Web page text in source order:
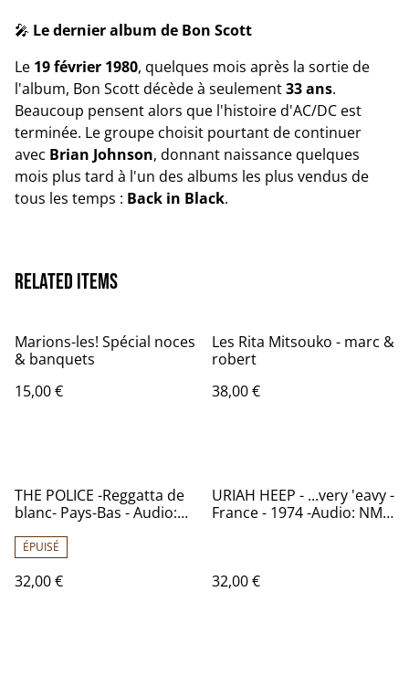
🎤 Le dernier album de Bon Scott
Le 19 février 1980, quelques mois après la sortie de
l'album, Bon Scott décède à seulement33 ans.
Beaucoup pensent alors que l'histoire d'AC/DC est
terminée. Le groupe choisit pourtant de continuer
avec Brian Johnson, donnant naissance quelques
mois plus tard à l'un des albums les plus vendus de
tous les temps : Back in Black.
Related items
Marions-les! Spécial noces
& banquets
15,00 €
Les Rita Mitsouko - marc &
robert
38,00 €
THE POLICE -Reggatta de
blanc- Pays-Bas - Audio:
64792
ÉPUISÉ
32,00 €
URIAH HEEP - ...very 'eavy -
France - 1974 -Audio: NM -
32,00 €